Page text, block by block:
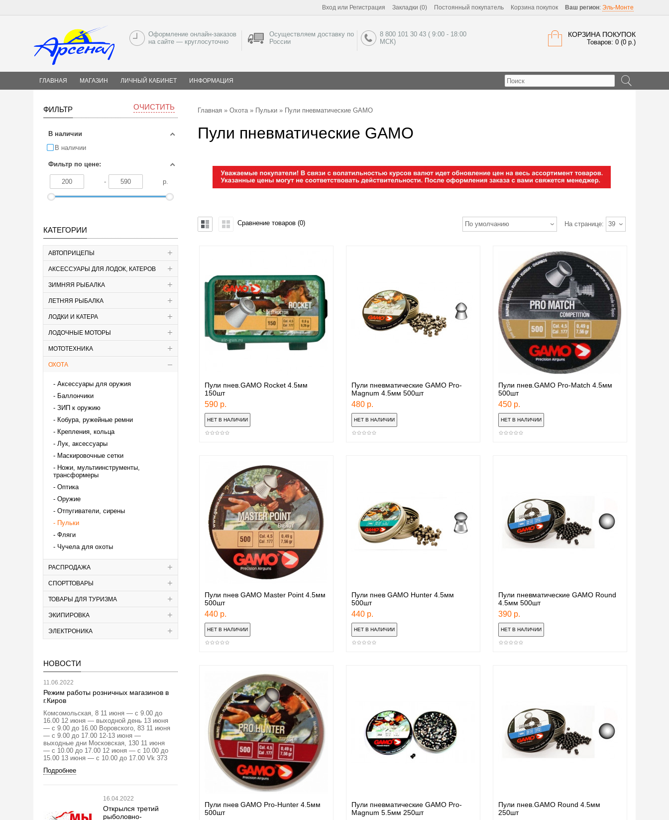
Вход или Регистрация Закладки (0) Постоянный покупатель Корзина покупок Ваш регион: Эль-Монте
КОРЗИНА ПОКУПОК
Товаров: 0 (0 р.)
Оформление онлайн-заказов
на сайте — круглосуточно
Осуществляем доставку по
России
8 800 101 30 43 ( 9:00 - 18:00
МСК)
ГЛАВНАЯ МАГАЗИН ЛИЧНЫЙ КАБИНЕТ ИНФОРМАЦИЯ
ФИЛЬТР ОЧИСТИТЬ
В наличии
В наличии
Фильтр по цене:
- р.
КАТЕГОРИИ
АВТОПРИЦЕПЫ
АКСЕССУАРЫ ДЛЯ ЛОДОК, КАТЕРОВ
ЗИМНЯЯ РЫБАЛКА
ЛЕТНЯЯ РЫБАЛКА
ЛОДКИ И КАТЕРА
ЛОДОЧНЫЕ МОТОРЫ
МОТОТЕХНИКА
ОХОТА
Аксессуары для оружия
Баллончики
ЗИП к оружию
Кобура, ружейные ремни
Крепления, кольца
Лук, аксессуары
Маскировочные сетки
Ножи, мультиинструменты,
трансформеры
Оптика
Оружие
Отпугиватели, сирены
Пульки
Фляги
Чучела для охоты
РАСПРОДАЖА
СПОРТТОВАРЫ
ТОВАРЫ ДЛЯ ТУРИЗМА
ЭКИПИРОВКА
ЭЛЕКТРОНИКА
НОВОСТИ
11.06.2022
Режим работы розничных магазинов в
г.Киров
Комсомольская, 8 11 июня — с 9.00 до
16.00 12 июня — выходной день 13 июня
— с 9.00 до 16.00 Воровского, 83 11 июня
— с 9.00 до 17.00 12-13 июня —
выходные дни Московская, 130 11 июня
— с 10.00 до 17.00 12 июня — с 10.00 до
15.00 13 июня — с 10.00 до 17.00 Vk 373
Подробнее
16.04.2022
Открылся третий
рыболовно-
Главная » Охота» Пульки » Пули пневматические GAMO
Пули пневматические GAMO
На странице: 39
По умолчанию
Сравнение товаров (0)
Пули пнев.GAMO Rocket 4.5мм
150шт
590 р.
Пули пневматические GAMO Pro-
Magnum 4.5мм 500шт
480 р.
Пули пнев.GAMO Pro-Match 4.5мм
500шт
450 р.
Пули пнев GAMO Master Point 4.5мм
500шт
440 р.
Пули пнев GAMO Hunter 4.5мм
500шт
440 р.
Пули пневматические GAMO Round
4.5мм 500шт
390 р.
Пули пнев GAMO Pro-Hunter 4.5мм
500шт
Пули пневматические GAMO Pro-
Magnum 5.5мм 250шт
Пули пнев.GAMO Round 4.5мм
250шт